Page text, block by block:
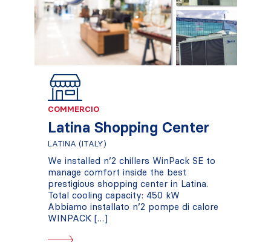
COMMERCIO
Latina Shopping Center
LATINA (ITALY)
We installed n’2 chillers WinPack SE to
manage comfort inside the best
prestigious shopping center in Latina.
Total cooling capacity: 450 kW
Abbiamo installato n’2 pompe di calore
WINPACK […]